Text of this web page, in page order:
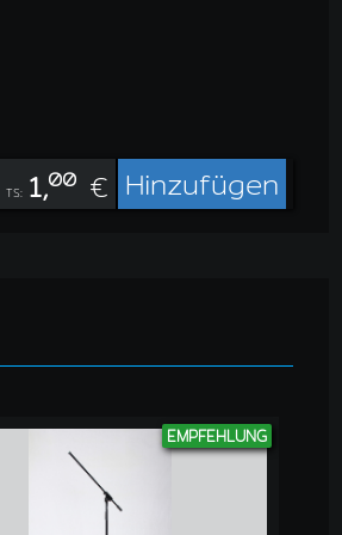
TS: 1,00 € Hinzufügen
EMPFEHLUNG